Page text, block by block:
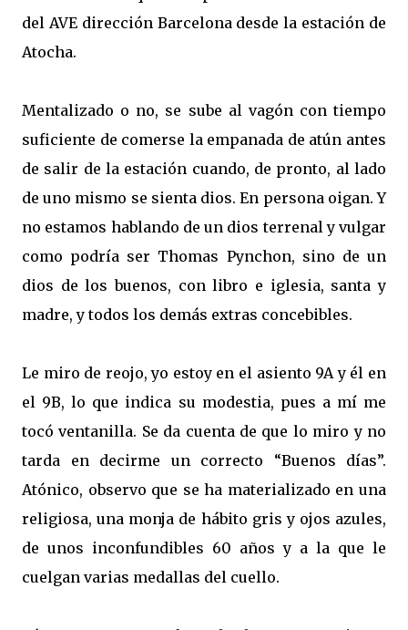
del AVE dirección Barcelona desde la estación de
Atocha.
Mentalizado o no, se sube al vagón con tiempo
suficiente de comerse la empanada de atún antes
de salir de la estación cuando, de pronto, al lado
de uno mismo se sienta dios. En persona oigan. Y
no estamos hablando de un dios terrenal y vulgar
como podría ser Thomas Pynchon, sino de un
dios de los buenos, con libro e iglesia, santa y
madre, y todos los demás extras concebibles.
Le miro de reojo, yo estoy en el asiento 9A y él en
el 9B, lo que indica su modestia, pues a mí me
tocó ventanilla. Se da cuenta de que lo miro y no
tarda en decirme un correcto “Buenos días”.
Atónico, observo que se ha materializado en una
religiosa, una monja de hábito gris y ojos azules,
de unos inconfundibles 60 años y a la que le
cuelgan varias medallas del cuello.